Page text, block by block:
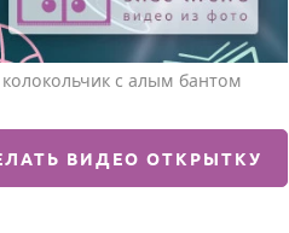
с алым бантом
ВИДЕО ОТКРЫТКУ